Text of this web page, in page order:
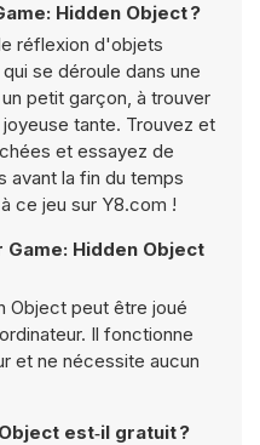
Hidden Object ?
réflexion d'objets
se déroule dans une
petit garçon, à trouver
tante. Trouvez et
et essayez de
avant la fin du temps
ce jeu sur Y8.com !
Game: Hidden Object
Object peut être joué
Il fonctionne
et ne nécessite aucun
est‑il gratuit ?